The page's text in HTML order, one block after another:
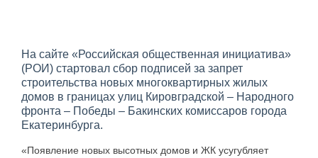
На сайте «Российская общественная инициатива»
(РОИ) стартовал сбор подписей за запрет
строительства новых многоквартирных жилых
домов в границах улиц Кировградской – Народного
фронта – Победы – Бакинских комиссаров города
Екатеринбурга.
«Появление новых высотных домов и ЖК усугубляет